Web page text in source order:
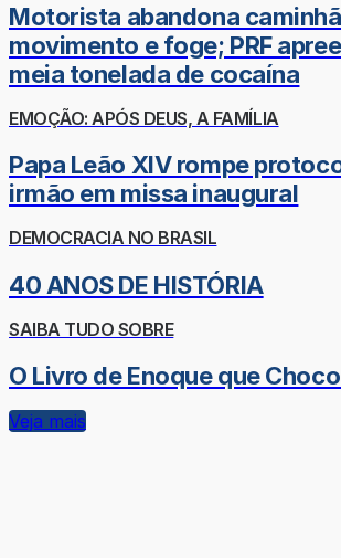
Motorista abandona
movimento e foge; PRF
meia tonelada de cocaína
EMOÇÃO: APÓS DEUS, A FAMÍLIA
Papa Leão XIV rompe
irmão em missa inaugural
DEMOCRACIA NO BRASIL
40 ANOS DE HISTÓRIA
SAIBA TUDO SOBRE
O Livro de Enoque que
Veja mais